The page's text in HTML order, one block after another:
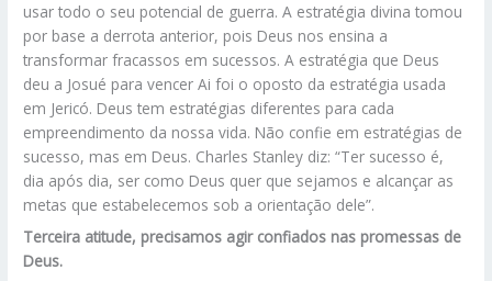
usar todo o seu potencial de guerra. A estratégia divina tomou
por base a derrota anterior, pois Deus nos ensina a
transformar fracassos em sucessos. A estratégia que Deus
deu a Josué para vencer Ai foi o oposto da estratégia usada
em Jericó. Deus tem estratégias diferentes para cada
empreendimento da nossa vida. Não confie em estratégias de
sucesso, mas em Deus. Charles Stanley diz: “Ter sucesso é,
dia após dia, ser como Deus quer que sejamos e alcançar as
metas que estabelecemos sob a orientação dele”.
Terceira atitude, precisamos agir confiados nas promessas de
Deus.